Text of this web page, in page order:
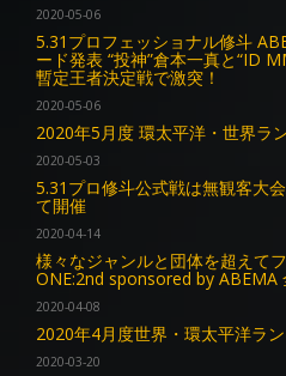
2020-05-06
5.31プロフェッショナル修斗
ード発表 “投神”倉本一真と“ID
暫定王者決定戦で激突！
2020-05-06
2020年5月度 環太平洋・世界ラ
2020-05-03
5.31プロ修斗公式戦は無観客大
て開催
2020-04-14
様々なジャンルと団体を超えて
ONE:2nd sponsored by ABEMA
2020-04-08
2020年4月度世界・環太平洋ラ
2020-03-20